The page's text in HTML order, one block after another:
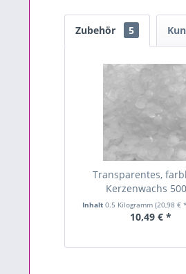
Zubehör 5
Transparentes,
Kerzenwachs
Inhalt 0.5 Kilogramm (20,98 € * /
10,49 € *